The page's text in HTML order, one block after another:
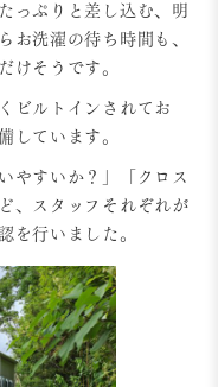
っぷりと差し込む、明
お洗濯の待ち時間も、
けそうです。
ビルトインされてお
しています。
やすいか？」「クロス
、スタッフそれぞれが
を行いました。